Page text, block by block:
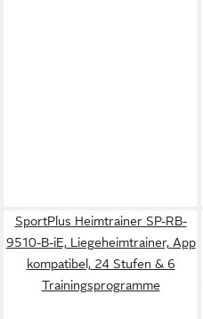
SportPlus Heimtrainer SP-RB-
9510-B-iE, Liegeheimtrainer, App
kompatibel, 24 Stufen & 6
Trainingsprogramme